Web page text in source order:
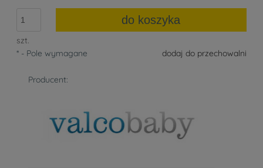
szt.
do koszyka
dodaj do przechowalni
* - Pole wymagane
Producent: